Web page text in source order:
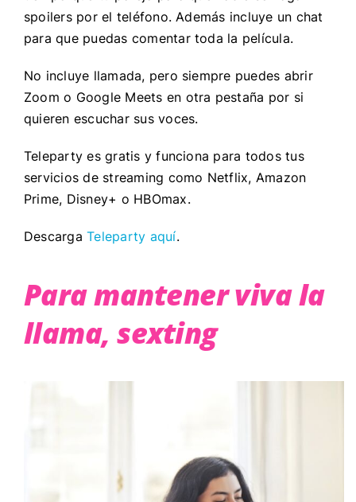
spoilers por el teléfono. Además incluye un chat
para que puedas comentar toda la película.
No incluye llamada, pero siempre puedes abrir
Zoom o Google Meets en otra pestaña por si
quieren escuchar sus voces.
Teleparty es gratis y funciona para todos tus
servicios de streaming como Netflix, Amazon
Prime, Disney+ o HBOmax.
DescargaTeleparty aquí.
Para mantener viva la
llama, sexting